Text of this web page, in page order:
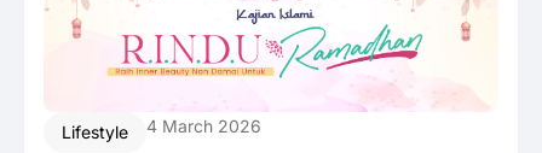
Lifestyle 4 March 2026